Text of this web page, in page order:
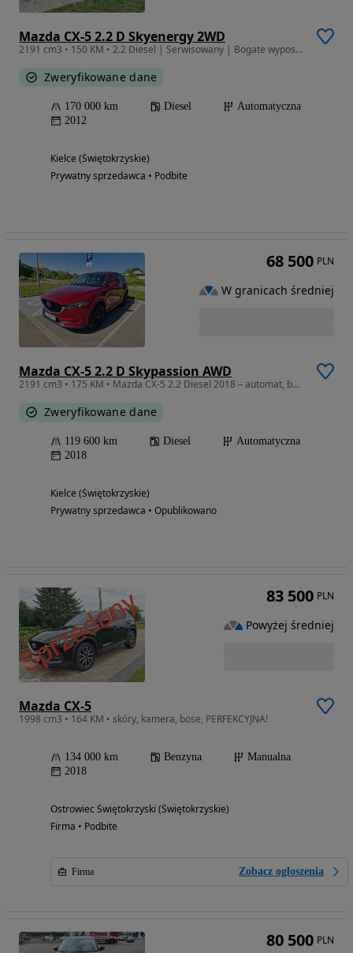
Mazda CX-5 2.2 D Skyenergy 2WD
2191 cm3 • 150 KM • 2.2 Diesel | Serwisowany | Bogate wyposażenie | Automat
Zweryfikowane dane
170 000 km Diesel
Automatyczna
2012
Kielce (Świętokrzyskie)
Prywatny sprzedawca • Podbite
Mazda CX-5 2.2 D Skypassion AWD
2191 cm3 • 175 KM • Mazda CX-5 2.2 Diesel 2018 – automat, bogate wyposażenie
Zweryfikowane dane
119 600 km Diesel
Automatyczna
2018
Kielce (Świętokrzyskie)
Prywatny sprzedawca • Opublikowano
68 500 PLN
W granicach średniej
Mazda CX-5
1998 cm3 • 164 KM • skóry, kamera, bose, PERFEKCYJNA!
134 000 km Benzyna
Manualna
2018
Ostrowiec Świętokrzyski (Świętokrzyskie)
Firma • Podbite
Firma Zobacz ogłoszenia
83 500 PLN
Powyżej średniej
80 500 PLN